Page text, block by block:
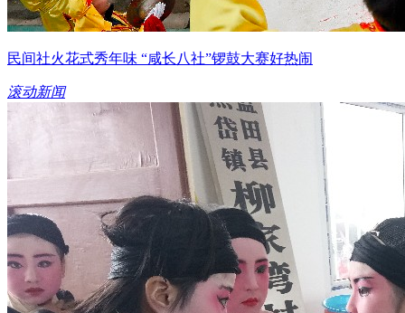
民间社火花式秀年味 “咸长八社”锣鼓大赛好热闹
滚动新闻